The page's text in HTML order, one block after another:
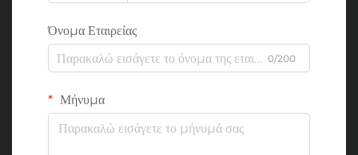
Όνομα Εταιρείας
0/200
Μήνυμα